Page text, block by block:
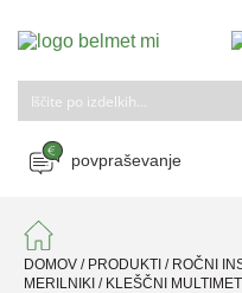
povpraševanje
DOMOV / PRODUKTI / ROČNI
MERILNIKI / KLEŠČNI